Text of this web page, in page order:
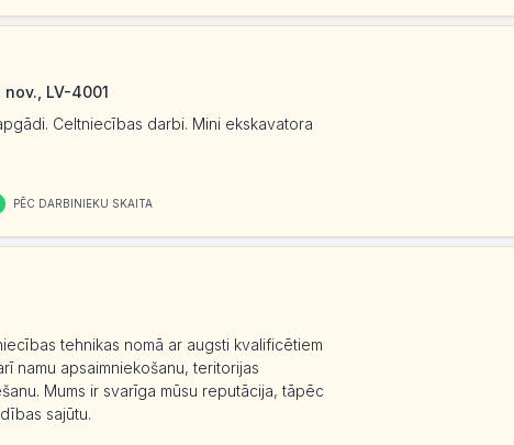
LV-4001
Celtniecības darbi. Mini ekskavatora
PĒC DARBINIEKU SKAITA
tehnikas nomā ar augsti kvalificētiem
namu apsaimniekošanu, teritorijas
Mums ir svarīga mūsu reputācija, tāpēc
sajūtu.